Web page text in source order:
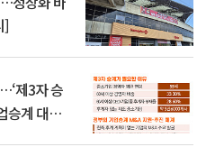
]
제3자 승
승계 대전